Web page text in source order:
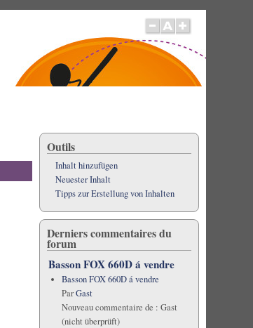
Outils
Inhalt hinzufügen
Neuester Inhalt
Tipps zur Erstellung von Inhalten
Derniers commentaires du
forum
Basson FOX 660D á vendre
Basson FOX 660D á vendre
ParGast
Nouveau commentaire de : Gast
(nicht überprüft)